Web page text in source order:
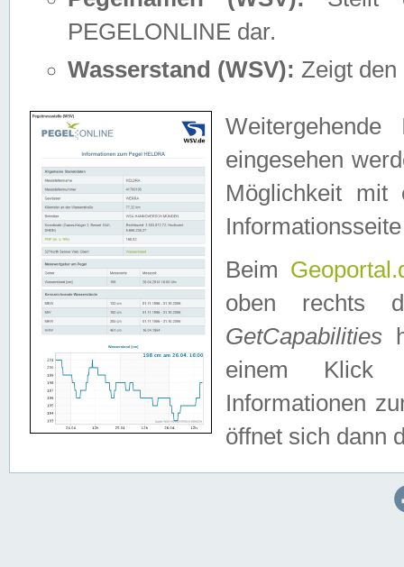
PEGELONLINE dar.
Wasserstand (WSV): Zeigt den
eingesehen
Möglichkeit mit
Beim
oben rechts
GetCapabilities
einem Klick
Informationen
öffnet sich dann